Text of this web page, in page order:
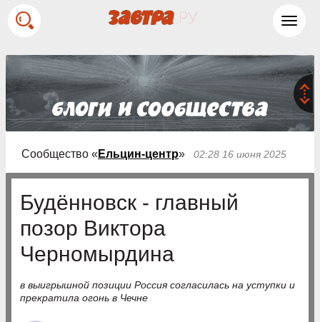
Сообщество « Ельцин-центр» 02:28 16 июня 2025
Будённовск - главный
позор Виктора
Черномырдина
в выигрышной позиции Россия согласилась на уступки и
прекратила огонь в Чечне